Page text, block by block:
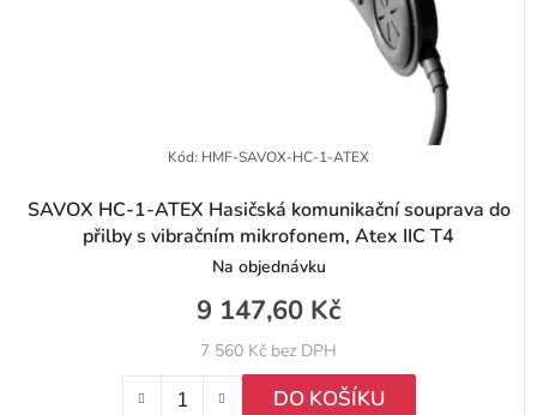
SAVOX HC-1-ATEX Hasičská komunikační souprava do
přilby s vibračním mikrofonem, Atex IIC T4
Na objednávku
7 560 Kč bez DPH
9 147,60 Kč
DO KOŠÍKU
Kód: HMF-SAVOX-HC-1-ATEX